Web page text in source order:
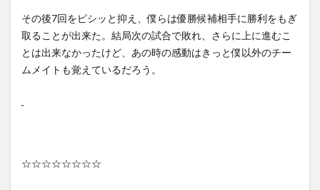
その後7回をピシッと抑え、僕らは優勝候補相手に勝利をもぎ
取ることが出来た。結局次の試合で敗れ、さらに上に進むこ
とは出来なかったけど、あの時の感動はきっと僕以外のチー
ムメイトも覚えているだろう。
☆☆☆☆☆☆☆☆